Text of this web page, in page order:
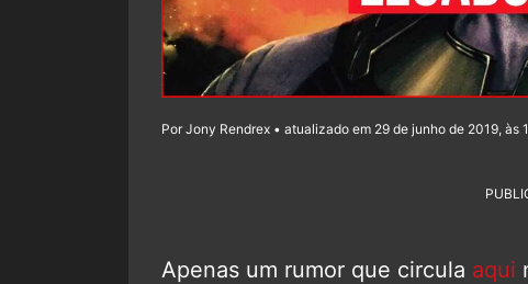
Por Jony Rendrex • atualizado em 29 de junho de 2019, às
Apenas um rumor que circula aqui